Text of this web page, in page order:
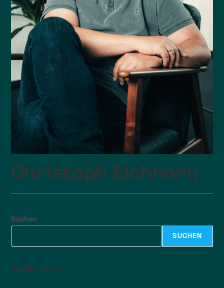
Christoph Eichhorn
Suchen
SUCHEN
Recent Posts